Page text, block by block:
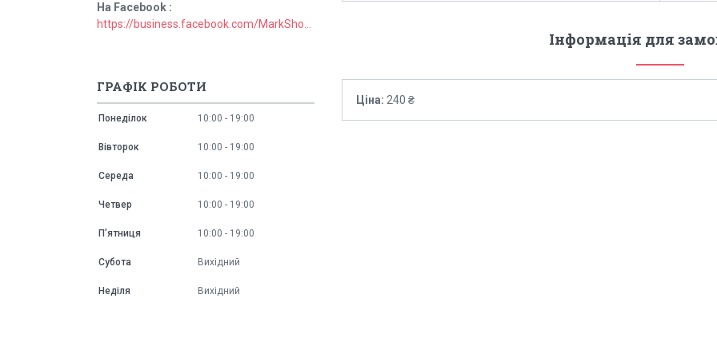
Інформація для
Ціна: 240 ₴
На Facebook
ГРАФІК РОБОТИ
Понеділок 10:00 19:00
Вівторок 10:00 19:00
Середа 10:00 19:00
Четвер 10:00 19:00
Пʼятниця 10:00 19:00
Субота Вихідний
Неділя Вихідний